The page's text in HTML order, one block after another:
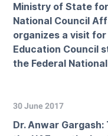
Ministry of State
National Council
organizes a visit for
Education Council
the Federal
30 June 2017
Dr. Anwar